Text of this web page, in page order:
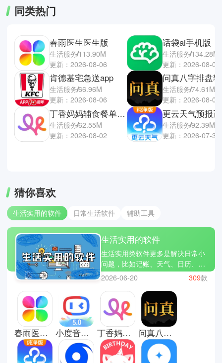
同类热门
春雨医生医生版
生活服务113.90M
更新：2026-08-06
肯德基宅急送app
生活服务66.96M
更新：2026-08-06
丁香妈妈辅食餐单电子版
生活服务62.55M
更新：2026-08-02
话袋ai手机版
生活服务134.28M
更新：2026-08-02
问真八字排盘
生活服务74.61M
更新：2026-08-01
更云天气预报
生活服务92.39M
更新：2026-07-31
猜你喜欢
生活实用的软件 日常生活软件 辅助工具
生活实用的软件
生活实用类软件更多是解决日常小
问题，比如记账、天气、日历、备
忘提醒等功能。虽然看起来简单，
但在生活中使用频率很高。它们的
特点是操作直接、不复杂，打开就
能用，帮助用户更好安排时间和管
理生活细节。对于节奏较快的人来
说，这类工具可以减少遗忘和混
乱，让生活变得更有条理。这里有
些生活实用的软件推荐；海信智慧
家，LunaTracker和小睡眠
2026-06-20 309款
春雨医生医生版 小度音箱app安卓版 丁香妈妈辅食餐单电子版 问真八字排盘软件